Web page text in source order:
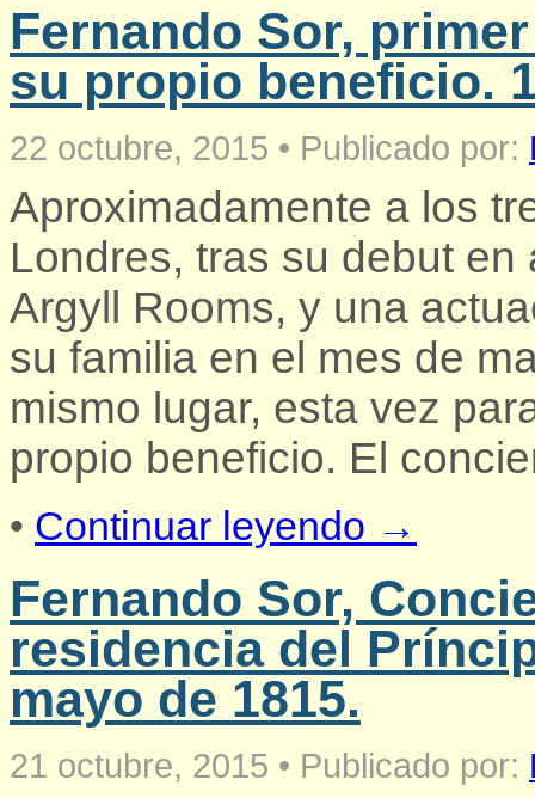
Fernando Sor,
su propio beneficio.
22 octubre, 2015 • Publicado por:
Aproximadamente a los
Londres, tras su debut
Argyll Rooms, y una
su familia en el mes de
mismo lugar, esta vez
propio beneficio. El
• Continuar leyendo →
Fernando Sor,
residencia del
mayo de 1815.
21 octubre, 2015 • Publicado por: